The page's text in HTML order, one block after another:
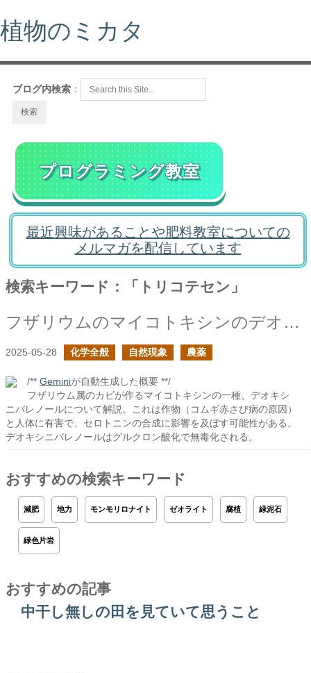
植物のミカタ
ブログ内検索 ：
プログラミング教室
最近興味があることや肥料教室についての
メルマガを配信しています
検索キーワード：「トリコテセン」
フザリウムのマイコトキシンのデオキシニバレノール
2025-05-28 化学全般 自然現象 農薬
/** Geminiが自動生成した概要 **/
フザリウム属のカビが作るマイコトキシンの一種、デオキシ
ニバレノールについて解説。これは作物（コムギ赤さび病の原因）
と人体に有害で、セロトニンの合成に影響を及ぼす可能性がある。
デオキシニバレノールはグルクロン酸化で無毒化される。
おすすめの検索キーワード
減肥 地力 モンモリロナイト ゼオライト 腐植 緑泥石
緑色片岩
おすすめの記事
中干し無しの田を見ていて思うこと